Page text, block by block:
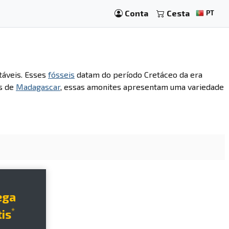
Conta Cesta PT
Esses fósseis datam do período Cretáceo da era
de Madagascar, essas amonites apresentam uma variedade
*